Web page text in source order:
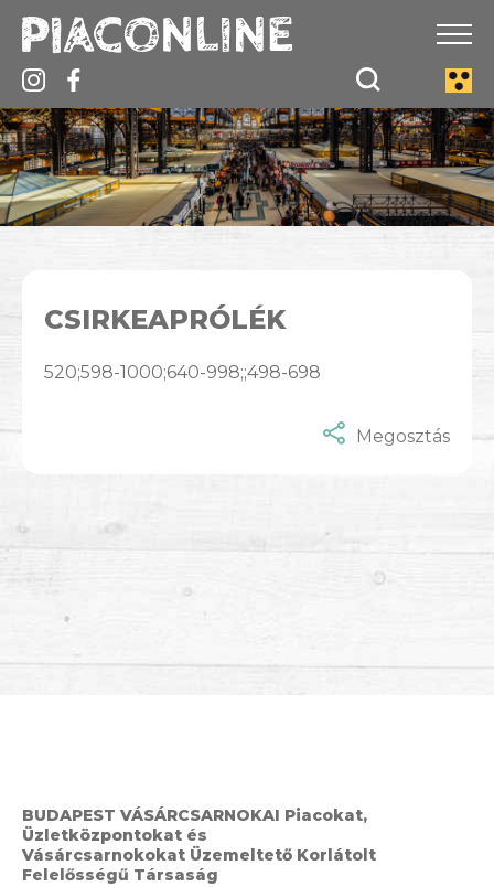
CSIRKEAPRÓLÉK
520;598-1000;640-998;;498-698
Megosztás
BUDAPEST VÁSÁRCSARNOKAI Piacokat,
Üzletközpontokat és
Vásárcsarnokokat Üzemeltető Korlátolt
Felelősségű Társaság